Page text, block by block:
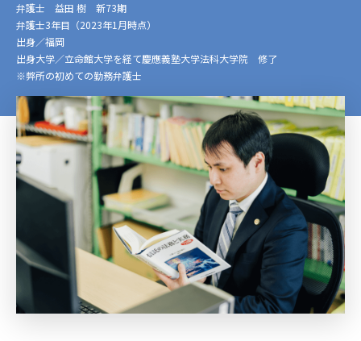
弁護士 益田 樹 新73期
弁護士3年目（2023年1月時点）
出身／福岡
出身大学／立命館大学を経て慶應義塾大学法科大学院 修了
※弊所の初めての勤務弁護士